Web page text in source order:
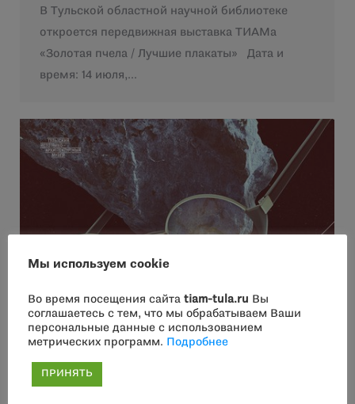
В Тульской областной научной библиотеке
откроется передвижная выставка ТИАМа
«Золотая пчела / Лучшие плакаты» Дата и
время: 14 июля,…
Мы используем cookie
Во время посещения сайта tiam-tula.ru Вы
соглашаетесь с тем, что мы обрабатываем Ваши
персональные данные с использованием
метрических программ.
Подробнее
ПРИНЯТЬ